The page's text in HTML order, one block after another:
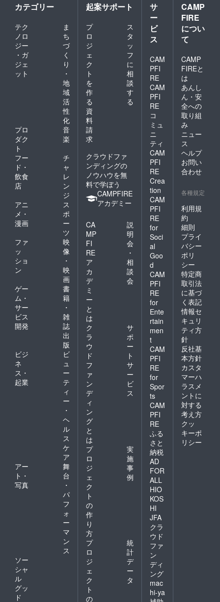
カテゴリー
テク
ノロ
ジー
・ガ
ジェ
ット
ま
ち
づ
く
り
・
地
域
活
性
化
プロ
ダク
ト
音
楽
フー
ド・
飲食
店
チ
ャ
レ
ン
ジ
アニ
メ・
漫画
ス
ポ
ー
ツ
ファ
ッ
ショ
ン
映
像
・
映
画
ゲー
ム・
サー
ビス
開発
書
籍
・
雑
誌
出
版
ビジ
ネ
ス・
起業
ビ
ュ
ー
テ
ィ
ー
・
ヘ
ル
ス
ケ
ア
アー
ト・
写真
舞
台
・
パ
フ
ォ
ー
マ
ン
ス
ソー
シャ
ル
グッ
ド
起案サポート
プ
ロ
ジ
ェ
ク
ト
を
作
る
ス
タ
ッ
フ
に
相
談
す
る
資
料
請
求
クラウドファ
ンディングの
ノウハウを無
料で学ぼう
CAMPFIRE
アカデミー
CA
MP
FI
RE
ア
カ
デ
ミ
ー
と
は
説
明
会
・
相
談
会
ク
ラ
ウ
ド
フ
ァ
ン
デ
ィ
ン
グ
と
は
サ
ポ
ー
ト
サ
ー
ビ
ス
プ
ロ
ジ
ェ
ク
ト
の
作
り
方
実
施
事
例
プ
ロ
ジ
ェ
ク
ト
の
統
計
デ
ー
タ
サ
ー
ビ
ス
CAM
PFI
RE
CAM
PFI
RE
コ
ミュ
ニ
ティ
CAM
PFI
RE
Crea
tion
CAM
PFI
RE
for
Soci
al
Goo
d
CAM
PFI
RE
for
Ente
rtain
men
t
CAM
PFI
RE
for
Spor
ts
CAM
PFI
RE
ふる
さと
納税
AD
FOR
ALL
HIO
KOS
HI
JFA
クラ
ウド
ファ
ン
ディ
ング
mac
hi-ya
CAMP
FIRE
につい
て
CAMP
FIREと
は
あんし
ん・安
全への
取り組
み
ニュー
ス
ヘルプ
お問い
合わせ
各種規定
利用規
約
細則
プライ
バシー
ポリ
シー
特定商
取引法
に基づ
く表記
情報セ
キュリ
ティ方
針
反社基
本方針
カスタ
マーハ
ラスメ
ントに
対する
考え方
クッ
キーポ
リシー